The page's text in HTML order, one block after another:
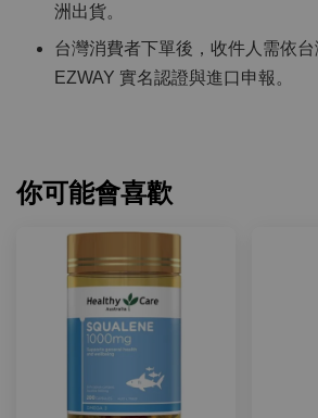
洲出貨。
台灣消費者下單後，收件人需依
EZWAY 實名認證與進口申報。
你可能會喜歡